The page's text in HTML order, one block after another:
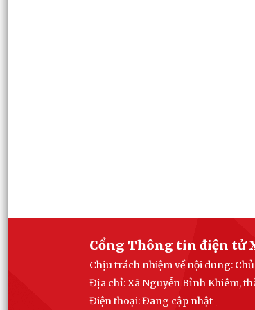
Cổng Thông tin điện tử
Chịu trách nhiệm về nội dung:
Địa chỉ: Xã Nguyễn Bỉnh Khiêm,
Điện thoại: Đang cập nhật